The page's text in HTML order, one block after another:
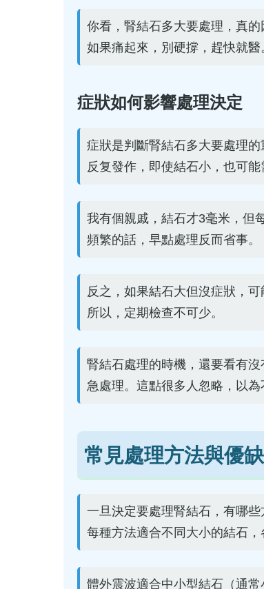
你看，腎結石多大要處理，真
如果痛起來，別硬撐，趕快就醫
症狀如何影響處理決定
症狀是判斷腎結石多大要處理
反复發作，即使結石小，也可能
我有個親戚，結石才3毫米，但
頻繁的話，早點處理反而省事。
反之，如果結石大但沒症狀，
所以，定期檢查不可少。
腎結石處理的時機，還要看有
急處理。這點很多人忽略，以為
常見處理方法與優
一旦決定要處理腎結石，有哪
每種方法適合不同大小的結石，
體外震波適合中小型結石（通